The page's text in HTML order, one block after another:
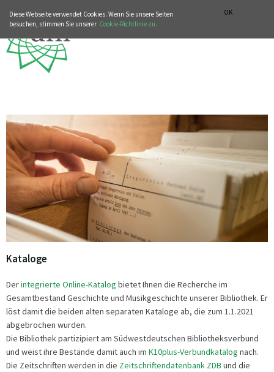
OK
Diese Webseite verwendet Cookies. Wenn Sie unsere Seiten
besuchen, stimmen Sie unserer Cookie-Richtlinie zu.
Kataloge
Derintegrierte Online-Katalog bietet Ihnen die Recherche im
Gesamtbestand Geschichte und Musikgeschichte unserer Bibliothek. Er
löst damit die beiden alten separaten Kataloge ab, die zum 1.1.2021
abgebrochen wurden.
Die Bibliothek partizipiert am Südwestdeutschen Bibliotheksverbund
und weist ihre Bestände damit auch im K10plus-Verbundkatalog nach.
Die Zeitschriften werden in die Zeitschriftendatenbank ZDB und die